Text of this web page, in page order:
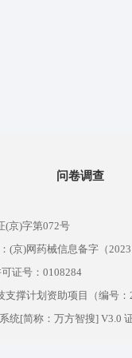
问卷调查
(京)字第072号
(京)网药械信息备字（
证号：0108284
撑计划资助项目（编号：
统[简称：万方智搜] V3.0